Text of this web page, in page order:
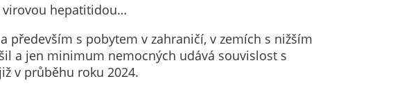
virovou hepatitidou…
především s pobytem v zahraničí, v zemích s nižším
a jen minimum nemocných udává souvislost s
v průběhu roku 2024.